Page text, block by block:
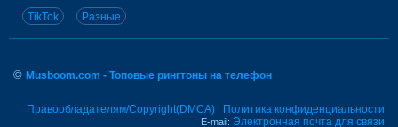
TikTok Разные
© Musboom.com - Топовые рингтоны на телефон
Правообладателям/Copyright(DMCA) | Политика конфиденциальности
E-mail: Электронная почта для связи